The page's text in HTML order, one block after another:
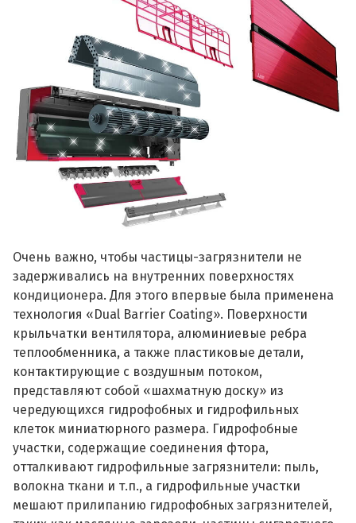
Очень важно, чтобы частицы-загрязнители не
задерживались на внутренних поверхностях
кондиционера. Для этого впервые была применена
технология «Dual Barrier Coating». Поверхности
крыльчатки вентилятора, алюминиевые ребра
теплообменника, а также пластиковые детали,
контактирующие с воздушным потоком,
представляют собой «шахматную доску» из
чередующихся гидрофобных и гидрофильных
клеток миниатюрного размера. Гидрофобные
участки, содержащие соединения фтора,
отталкивают гидрофильные загрязнители: пыль,
волокна ткани и т.п., а гидрофильные участки
мешают прилипанию гидрофобных загрязнителей,